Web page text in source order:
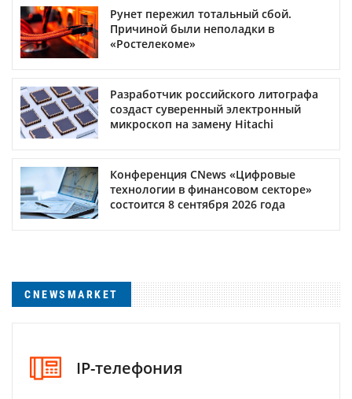
Рунет пережил тотальный сбой.
Причиной были неполадки в
«Ростелекоме»
Разработчик российского литографа
создаст суверенный электронный
микроскоп на замену Hitachi
Конференция CNews «Цифровые
технологии в финансовом секторе»
состоится 8 сентября 2026 года
CNEWSMARKET
IP-телефония